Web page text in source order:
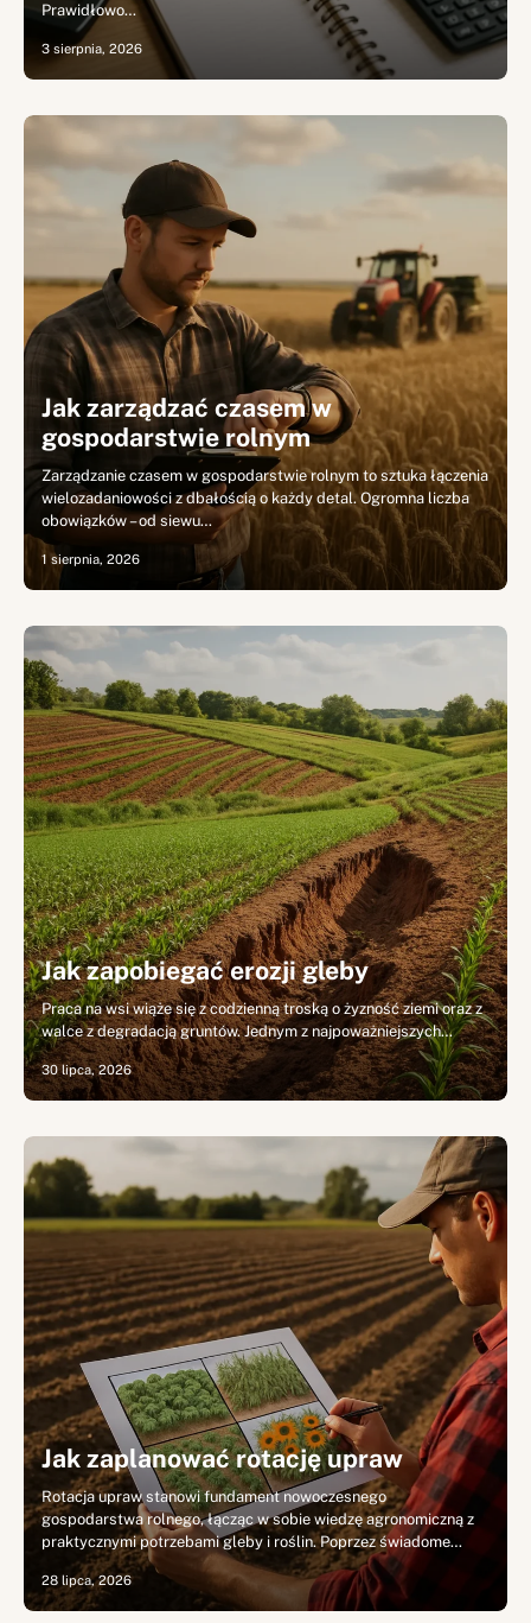
Prawidłowo…
3 sierpnia, 2026
Jak zarządzać czasem w
gospodarstwie rolnym
Zarządzanie czasem w gospodarstwie rolnym to sztuka łączenia
wielozadaniowości z dbałością o każdy detal. Ogromna liczba
obowiązków – od siewu…
1 sierpnia, 2026
Jak zapobiegać erozji gleby
Praca na wsi wiąże się z codzienną troską o żyzność ziemi oraz z
walce z degradacją gruntów. Jednym z najpoważniejszych…
30 lipca, 2026
Jak zaplanować rotację upraw
Rotacja upraw stanowi fundament nowoczesnego
gospodarstwa rolnego, łącząc w sobie wiedzę agronomiczną z
praktycznymi potrzebami gleby i roślin. Poprzez świadome…
28 lipca, 2026